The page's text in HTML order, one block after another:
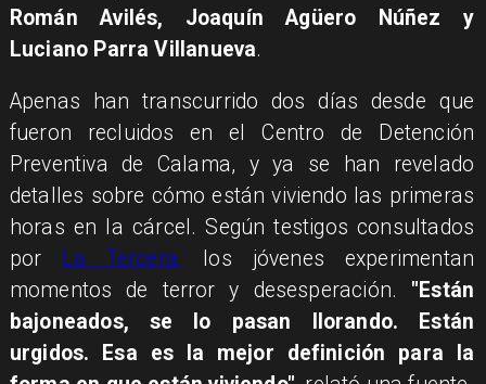
Román Avilés, Joaquín Agüero Núñez y
Luciano Parra Villanueva.
Apenas han transcurrido dos días desde que
fueron recluidos en el Centro de Detención
Preventiva de Calama, y ya se han revelado
detalles sobre cómo están viviendo las primeras
horas en la cárcel. Según testigos consultados
por
La Tercera, los jóvenes experimentan
momentos de terror y desesperación. "Están
bajoneados, se lo pasan llorando. Están
urgidos. Esa es la mejor definición para la